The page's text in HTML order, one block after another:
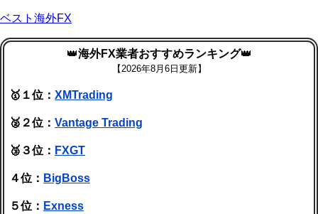
ベスト海外FX
👑海外FX業者おすすめランキング👑
【2026年8月6日更新】
🥇１位： XMTrading
🥈２位： Vantage Trading
🥉３位： FXGT
４位： BigBoss
５位： Exness